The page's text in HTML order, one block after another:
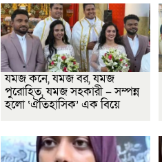
যমজ কনে, যমজ বর, যমজ
পুরোহিত, যমজ সহকারী – সম্পন্ন
হলো ‘ঐতিহাসিক’ এক বিয়ে